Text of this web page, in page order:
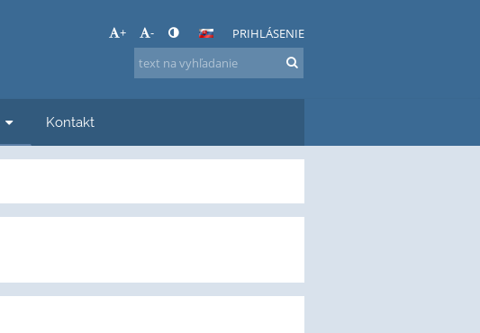
+ - PRIHLÁSENIE
Kontakt